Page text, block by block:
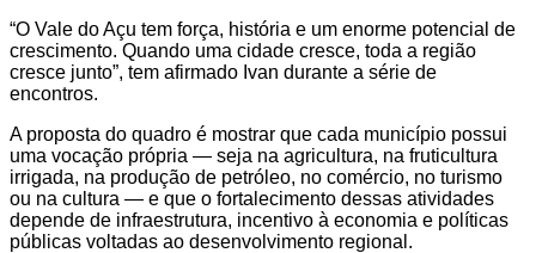
“O Vale do Açu tem força, história e um enorme potencial de
crescimento. Quando uma cidade cresce, toda a região
cresce junto”, tem afirmado Ivan durante a série de
encontros.
A proposta do quadro é mostrar que cada município possui
uma vocação própria — seja na agricultura, na fruticultura
irrigada, na produção de petróleo, no comércio, no turismo
ou na cultura — e que o fortalecimento dessas atividades
depende de infraestrutura, incentivo à economia e políticas
públicas voltadas ao desenvolvimento regional.